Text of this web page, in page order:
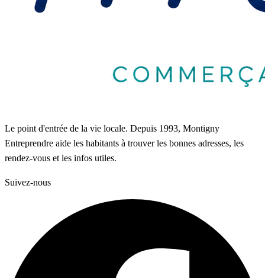
Le point d'entrée de la vie locale. Depuis 1993, Montigny
Entreprendre aide les habitants à trouver les bonnes adresses, les
rendez-vous et les infos utiles.
Suivez-nous